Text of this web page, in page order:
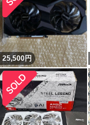
25,500円